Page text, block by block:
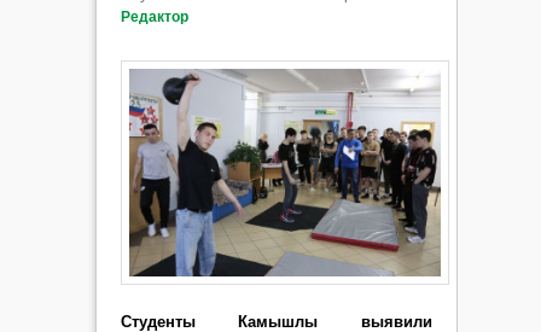
Редактор
Студенты Камышлы выявили